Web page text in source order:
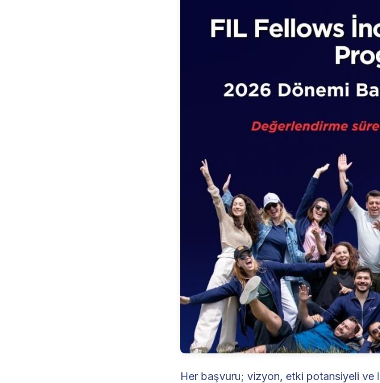
Her başvuru; vizyon, etki potansiyeli ve